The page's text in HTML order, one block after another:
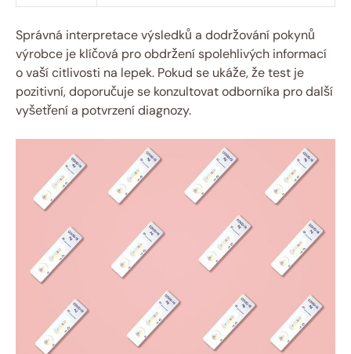
Správná interpretace výsledků a dodržování pokynů
výrobce ‌je klíčová pro obdržení spolehlivých informací
o vaší citlivosti na‌ lepek. Pokud se ukáže, že test je
pozitivní, doporučuje se konzultovat odborníka pro další
vyšetření a potvrzení diagnozy.